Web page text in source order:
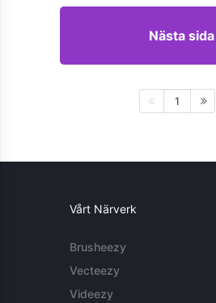
Nästa sida
1
Vårt Närverk
Brusheezy
Vecteezy
Videezy